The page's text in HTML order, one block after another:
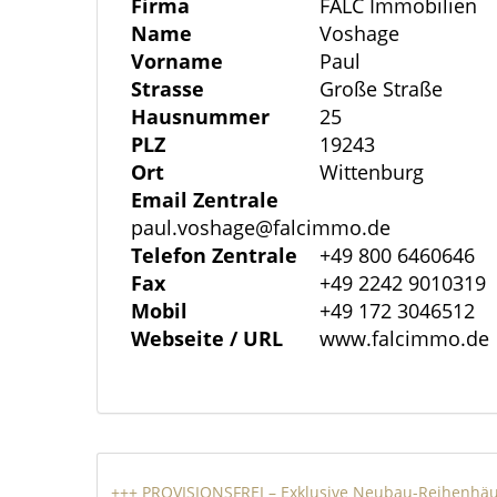
lädt nicht nur zum gemeinsamen
sondern auch zum Entspannen und
ein zu Hause ausmacht. Ob Sie den
Sofa. In dieser Immobilie wurde an
gelangen Sie über die Treppe in das
Fenster wieder sonnendurchflutete und
erreichen Sie alle Räume der Etage.
als Schlaf-, als auch als Arbeitszimmer
wieder zurück in den Flur schweifen,
die letzte Treppe hinauf in das
Tageslichtbad und einem durch eine
Firma
FALC Immobilien
Name
Voshage
Vorname
Paul
Strasse
Große Straße
Hausnummer
25
PLZ
19243
Ort
Wittenburg
Email Zentrale
paul.voshage@falcimmo.de
Telefon Zentrale
+49 800 6460646
Fax
+49 2242 9010319
Mobil
+49 172 3046512
Webseite / URL
www.falcimmo.de